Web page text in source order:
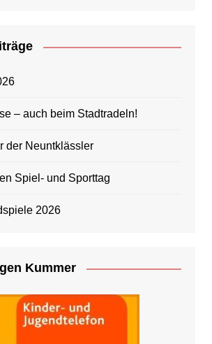
– auch beim Stadtradeln!
der Neuntklässler
Spiel- und Sporttag
2026
Kummer